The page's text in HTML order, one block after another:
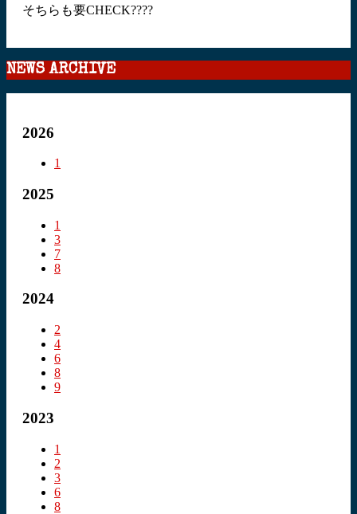
そちらも要CHECK????
NEWS ARCHIVE
2026
1
2025
1
3
7
8
2024
2
4
6
8
9
2023
1
2
3
6
8